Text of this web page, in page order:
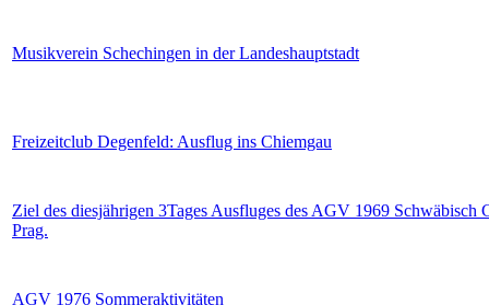
Musikverein Schechingen in der Landeshauptstadt
Freizeitclub Degenfeld: Ausflug ins Chiemgau
Ziel des diesjährigen 3Tages Ausfluges des AGV 1969 Schwäbisch
Prag.
AGV 1976 Sommeraktivitäten